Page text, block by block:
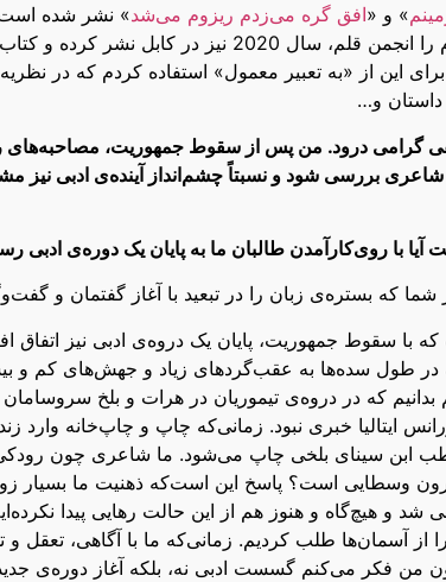
» و «افق گره می‌زدم ریزوم می‌شد
این از «به تعبیر معمول» استفاده کردم که در
و…
گرامی درود. من پس از سقوط جمهوریت، مصاحبه‌های
بررسی شود و نسبتاً چشم‌انداز آینده‌ی ادبی نیز
با روی‌کارآمدن طالبان ما به پایان یک دوره‌ی ادبی
شما که بستر‌ه‌ی زبان را در تبعید با آغاز گفتمان و
با سقوط جمهوریت، پایان یک دروه‌ی ادبی نیز اتفاق
طول سده‌ها به عقب‌گردهای زیاد و جهش‌های کم و
بدانیم که در دروه‌ی تیموریان در هرات و بلخ
ایتالیا خبری نبود. زمانی‌که چاپ و چاپ‌خانه وارد
طب ابن سینای بلخی چاپ می‌شود. ما شاعری چون
وسطایی است؟ پاسخ این است‌که ذهنیت ما
شد و هیچ‌گاه و هنوز هم از این حالت رهایی پیدا
از آسمان‌ها طلب کردیم. زمانی‌که ما با آگاهی، تعقل
من فکر می‌کنم گسست ادبی نه، بلکه آغاز دوره‌ی